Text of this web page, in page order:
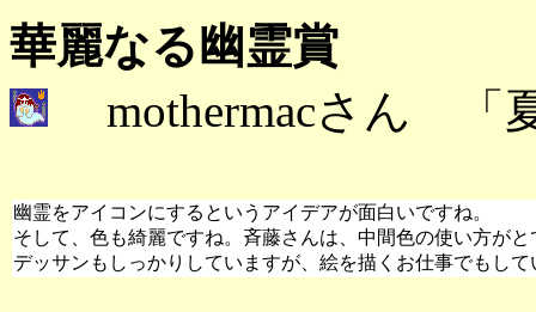
華麗なる幽霊賞
mothermacさん 「
幽霊をアイコンにするというアイデアが面白いですね。
そして、色も綺麗ですね。斉藤さんは、中間色の使い方が
デッサンもしっかりしていますが、絵を描くお仕事でもし